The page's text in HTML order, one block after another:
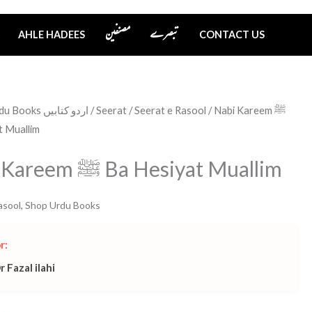
AHLE HADEES مصنفین تبصرے CONTACT US
Urdu Books اردو کتابیں /Seerat/Seerat e Rasool / Nabi Kareem ﷺ
Muallim
Nabi Kareem ﷺ Ba Hesiyat Muallim
, Shop Urdu Books
Fazal ilahi